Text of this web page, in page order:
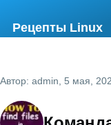
Рецепты Linux
Автор: admin , 5 мая,